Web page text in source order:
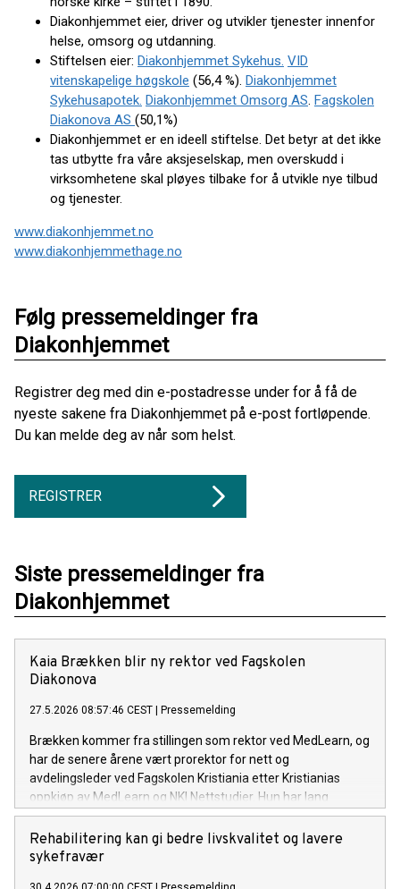
Diakonhjemmet eier, driver og utvikler tjenester innenfor
helse, omsorg og utdanning.
Stiftelsen eier: Diakonhjemmet Sykehus. VID
vitenskapelige høgskole (56,4 %). Diakonhjemmet
Sykehusapotek. Diakonhjemmet Omsorg AS Fagskolen
Diakonova AS (50,1%)
Diakonhjemmet er en ideell stiftelse. Det betyr at det ikke
tas utbytte fra våre aksjeselskap, men overskudd i
virksomhetene skal pløyes tilbake for å utvikle nye tilbud
og tjenester.
www.diakonhjemmet.no
www.diakonhjemmethage.no
Følg pressemeldinger fra
Diakonhjemmet
Registrer deg med din e-postadresse under for å få de
nyeste sakene fra Diakonhjemmet på e-post fortløpende.
Du kan melde deg av når som helst.
REGISTRER
Siste pressemeldinger fra
Diakonhjemmet
Kaia Brækken blir ny rektor ved Fagskolen
Diakonova
27.5.2026 08:57:46 CEST | Pressemelding
Brækken kommer fra stillingen som rektor ved MedLearn, og
har de senere årene vært prorektor for nett og
avdelingsleder ved Fagskolen Kristiania etter Kristianias
oppkjøp av MedLearn og NKI Nettstudier. Hun har lang
erfaring fra både fagskole- og oppvekstsektoren.
Rehabilitering kan gi bedre livskvalitet og lavere
sykefravær